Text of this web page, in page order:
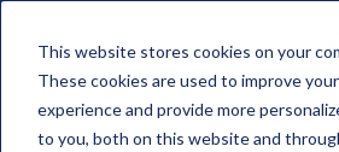
This website stores cookies on your
These cookies are used to improve
experience and provide more
to you, both on this website and